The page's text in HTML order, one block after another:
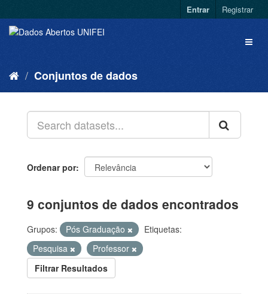
Entrar Registrar
Conjuntos de dados
Ordenar por
9 conjuntos de dados encontrados
Grupos: Pós Graduação
Etiquetas:
Pesquisa
Professor
Filtrar Resultados